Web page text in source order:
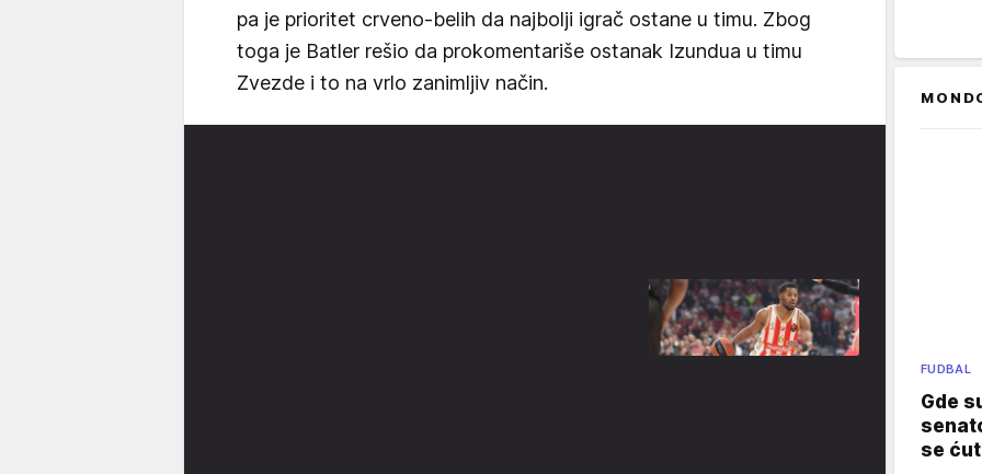
pa je prioritet crveno-belih da najbolji igrač ostane u timu. Zbog
toga je Batler rešio da prokomentariše ostanak Izundua u timu
Zvezde i to na vrlo zanimljiv način.
FUDBAL
Gde
se